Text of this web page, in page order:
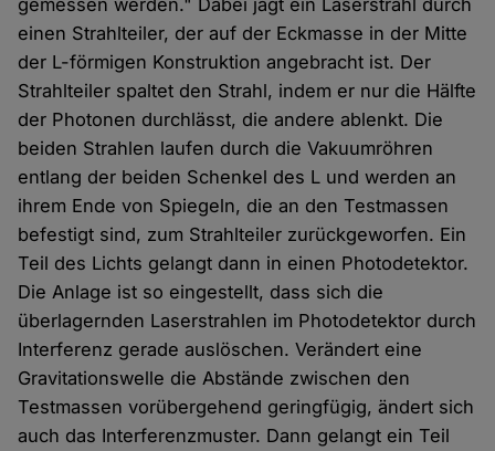
einen Strahlteiler, der auf der Eckmasse in der Mitte
der L-förmigen Konstruktion angebracht ist. Der
Strahlteiler spaltet den Strahl, indem er nur die Hälfte
der Photonen durchlässt, die andere ablenkt. Die
beiden Strahlen laufen durch die Vakuumröhren
entlang der beiden Schenkel des L und werden an
ihrem Ende von Spiegeln, die an den Testmassen
befestigt sind, zum Strahlteiler zurückgeworfen. Ein
Teil des Lichts gelangt dann in einen Photodetektor.
Die Anlage ist so eingestellt, dass sich die
überlagernden Laserstrahlen im Photodetektor durch
Interferenz gerade auslöschen. Verändert eine
Gravitationswelle die Abstände zwischen den
Testmassen vorübergehend geringfügig, ändert sich
auch das Interferenzmuster. Dann gelangt ein Teil